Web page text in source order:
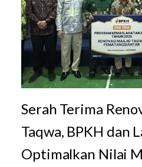
Serah Terima
Taqwa, BPKH dan
Optimalkan Nilai